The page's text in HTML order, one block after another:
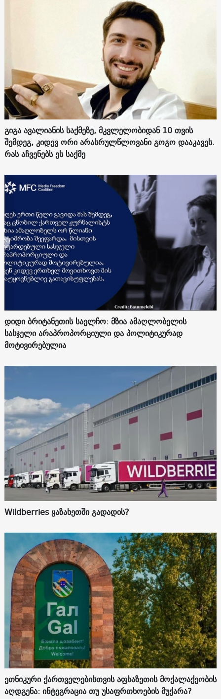
გიგა ავალიანის საქმეზე, მკვლელობიდან 10 თვის
შემდეგ, კიდევ ორი არასრულწლოვანი გოგო დააკავეს.
რას აჩვენებს ეს საქმე
დიდი ბრიტანეთის საელჩო: მზია ამაღლობელის
სასჯელი არაპროპორციული და პოლიტიკურად
მოტივირებულია
Wildberries ყაზახეთში გადადის?
ეთნიკური ქართველებისთვის აფხაზეთის მოქალაქეობის
აღდგენა: ინტეგრაცია თუ უსაფრთხოების მუქარა?